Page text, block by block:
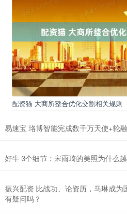
配资猫 大商所整合优化交割相关规则
易速宝 珞博智能完成数千万天使+轮
好牛 3个细节：宋雨琦的美照为什么
振兴配资 比战功、论资历，马琳成为
有疑问吗？